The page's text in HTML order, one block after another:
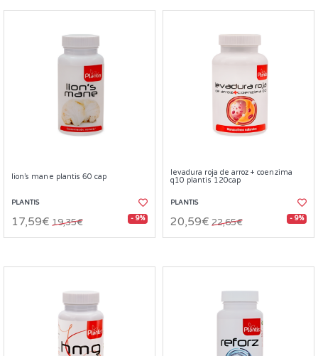
lion’s mane plantis 60 cap
PLANTIS
17,59€ 19,35€ - 9%
levadura roja de arroz + coenzima
q10 plantis 120cap
PLANTIS
20,59€ 22,65€ - 9%